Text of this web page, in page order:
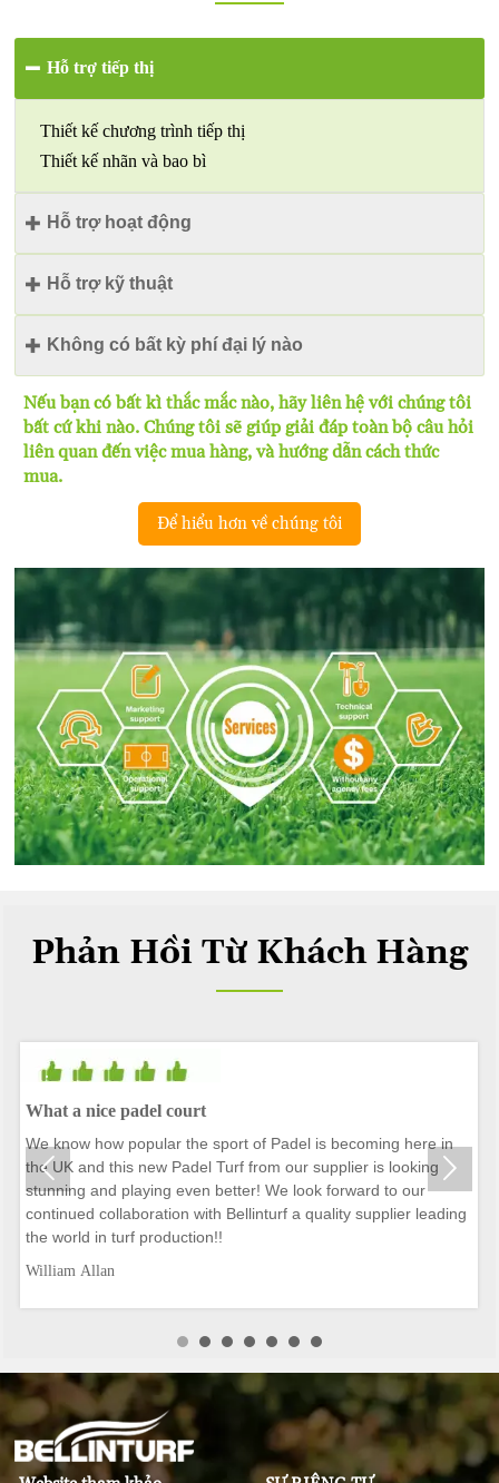
 Hỗ trợ tiếp thị
Thiết kế chương trình tiếp thị
Thiết kế nhãn và bao bì
 Hỗ trợ hoạt động
Thiết kế bản thảo công trình
 Hỗ trợ kỹ thuật
Lựa chọn sản phẩm
Hướng dẫn cài đặt
Hướng dẫn bảo trì
 Không có bất kỳ phí đại lý nào
Chúng tôi cởi mở và linh hoạt về mô hình kinh doanh
mà không có bất kỳ khoản phí đại lý nào.
Nếu bạn có bất kì thắc mắc nào, hãy liên hệ với chúng tôi
bất cứ khi nào. Chúng tôi sẽ giúp giải đáp toàn bộ câu hỏi
liên quan đến việc mua hàng, và hướng dẫn cách thức
mua.
Để hiểu hơn về chúng tôi
Phản Hồi Từ Khách Hàng
.
What a nice padel court
We know how popular the sport of Padel is becoming here in
the UK and this new Padel Turf from our supplier is looking
stunning and playing even better! We look forward to our
continued collaboration with Bellinturf a quality supplier leading
the world in turf production!!
William Allan
 